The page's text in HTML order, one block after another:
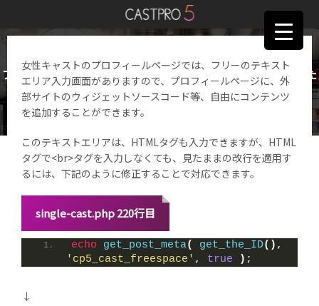
プロフィールページのフリースペースで、改行が効くようにした
い
女性キャストのプロフィールページでは、フリーのテキスト
エリア入力画面がありますので、プロフィールページに、外
部サイトのウィジェットソースコード等、自由にコンテンツ
を追加することができます。
このテキストエリアは、HTMLタグも入力できますが、HTML
タグで<br>タグを入力しなくても、見たままの改行を適用す
るには、下記のように修正することで対応できます。
single-cast.php 220行目
echo get_post_meta( get_the_ID()
'cp5_cast_freespace' , true ) ;
↓